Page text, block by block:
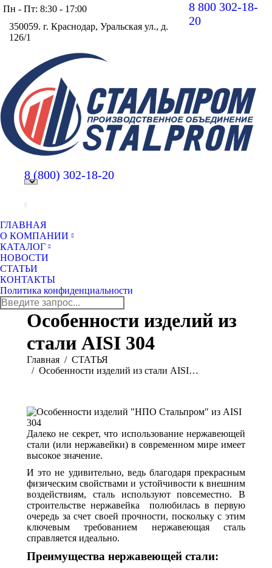
Пн - Пт: 8:30 - 17:00
350059. г. Краснодар, Уральская ул., д.
126/1
8 800 302-18-
20
new
8 (800) 302-18-20
ГЛАВНАЯ
О КОМПАНИИ
КАТАЛОГ
НОВОСТИ
СТАТЬИ
КОНТАКТЫ
Политика конфиденциальности
Поиск:
Особенности изделий из
стали AISI 304
Вы здесь:
Главная
СТАТЬЯ
Особенности изделий из стали AISI…
Далеко не секрет, что использование нержавеющей
стали (или нержавейки) в современном мире имеет
высокое значение.
И это не удивительно, ведь благодаря прекрасным
физическим свойствами и устойчивости к внешним
воздействиям, сталь используют повсеместно. В
строительстве нержавейка полюбилась в первую
очередь за счет своей прочности, поскольку с этим
ключевым требованием нержавеющая сталь
справляется идеально.
Преимущества нержавеющей стали: